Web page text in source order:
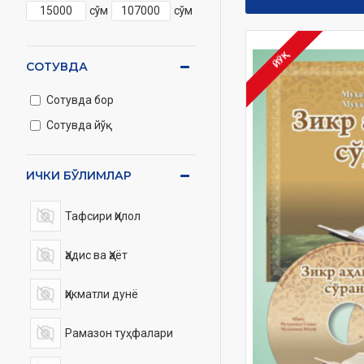
сўм сўм
ИЧКИ БЎЛИМЛАР
Тафсири Ҳилол
Ҳадис ва Ҳаёт
Ҳикматли дунё
Рамазон туҳфалари
СОТУВДА
Сотувда бор
Сотувда йўқ
ЙЎҚ